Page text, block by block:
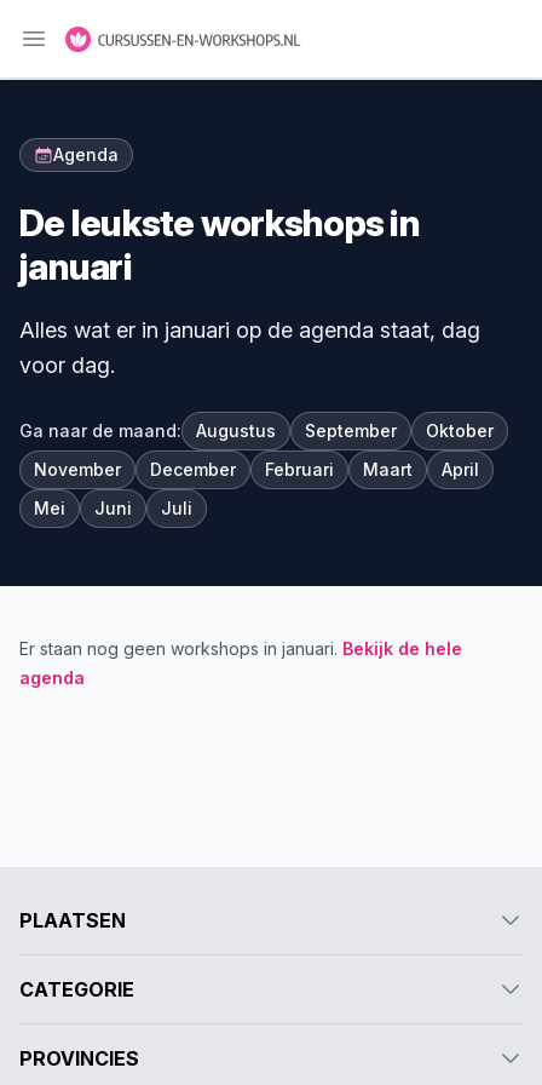
Menu openen
Agenda
De leukste workshops in
januari
Alles wat er in januari op de agenda staat, dag
voor dag.
Ga naar de maand: Augustus September
Oktober
November
December Februari Maart
April
Mei
Juni Juli
Er staan nog geen workshops in januari. Bekijk de hele
agenda
PLAATSEN
CATEGORIE
PROVINCIES